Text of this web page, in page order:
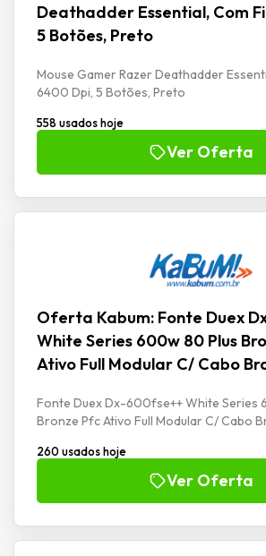
Deathadder Essential, Com
5 Botões, Preto
Mouse Gamer Razer Deathadder
6400 Dpi, 5 Botões, Preto
558 usados hoje
Ver Oferta
Oferta Kabum: Fonte Duex
White Series 600w 80 Plus
Ativo Full Modular C/ Cabo
Fonte Duex Dx-600fse++ White Series
Bronze Pfc Ativo Full Modular C/ Cabo
260 usados hoje
Ver Oferta